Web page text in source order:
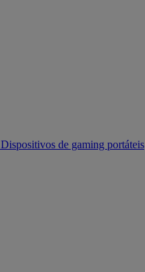
Dispositivos de gaming portáteis